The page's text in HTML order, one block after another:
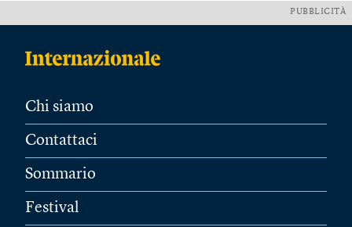
PUBBLICITÀ
Chi siamo
Contattaci
Sommario
Festival